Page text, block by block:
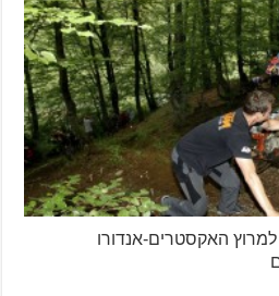
למרוץ האקסטרים-אנדורו